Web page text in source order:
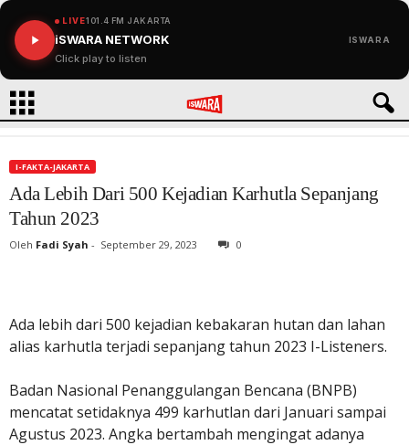
LIVE101.4 FM JAKARTA
iSWARA NETWORK
Click play to listen
ISWARA
I-FAKTA-JAKARTA
Ada Lebih Dari 500 Kejadian Karhutla Sepanjang
Tahun 2023
Oleh Fadi Syah - September 29, 2023 0
Ada lebih dari 500 kejadian kebakaran hutan dan lahan
alias karhutla terjadi sepanjang tahun 2023 I-Listeners.
Badan Nasional Penanggulangan Bencana (BNPB)
mencatat setidaknya 499 karhutlan dari Januari sampai
Agustus 2023. Angka bertambah mengingat adanya